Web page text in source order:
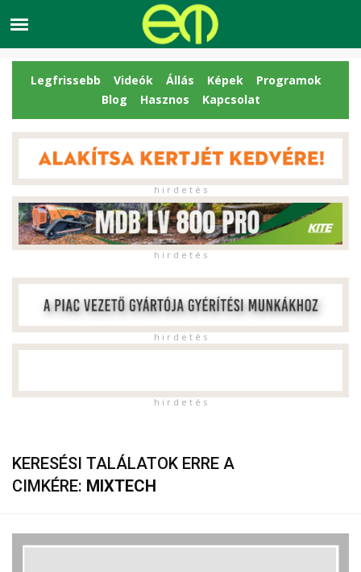
Legfrissebb Videók Állás Képek
Programok
Blog
Hasznos Kapcsolat
h i r d e t é s
h i r d e t é s
h i r d e t é s
h i r d e t é s
KERESÉSI TALÁLATOK ERRE A
CIMKÉRE: MIXTECH